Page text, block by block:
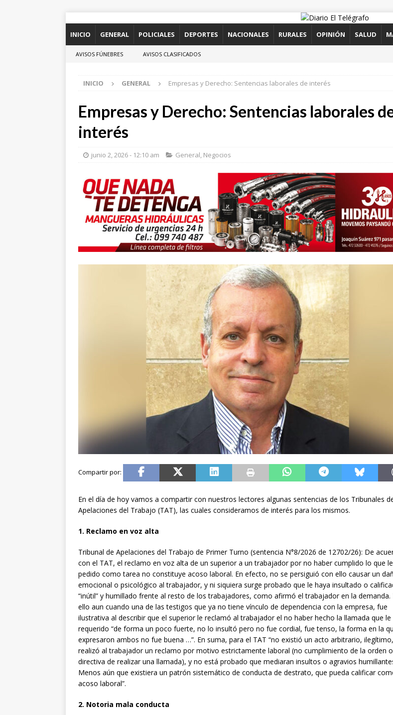
INICIO GENERAL POLICIALES DEPORTES NACIONALES RURALES OPINIÓN SALUD
AVISOS FÚNEBRES AVISOS CLASIFICADOS
INICIO GENERAL Empresas y Derecho: Sentencias laborales de interés
Empresas y Derecho: Sentencias laborales
interés
junio 2, 2026 - 12:10 am General, Negocios
En el día de hoy vamos a compartir con nuestros lectores algunas sentencias de los Tribunales
Apelaciones del Trabajo (TAT), las cuales consideramos de interés para los mismos.
1. Reclamo en voz alta
Tribunal de Apelaciones del Trabajo de Primer Turno (sentencia N°8/2026 de 12702/26): De
con el TAT, el reclamo en voz alta de un superior a un trabajador por no haber cumplido lo que
pedido como tarea no constituye acoso laboral. En efecto, no se persiguió con ello causar un
emocional o psicológico al trabajador, y ni siquiera surge probado que le haya insultado o
“inútil” y humillado frente al resto de los trabajadores, como afirmó el trabajador en la demanda.
ello aun cuando una de las testigos que ya no tiene vínculo de dependencia con la empresa, fue
ilustrativa al describir que el superior le reclamó al trabajador el no haber hecho la llamada que le
requerido “de forma un poco fuerte, no lo insultó pero no fue cordial, fue tenso, la forma en la
expresaron ambos no fue buena …”. En suma, para el TAT “no existió un acto arbitrario,
realizó al trabajador un reclamo por motivo estrictamente laboral (no cumplimiento de la orden o
directiva de realizar una llamada), y no está probado que mediaran insultos o agravios
Menos aún que existiera un patrón sistemático de conducta de destrato, que pueda calificar
acoso laboral”.
2. Notoria mala conducta